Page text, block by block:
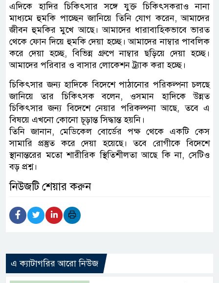
এদিকে হাদির চিকিৎসার সঙ্গে যুক্ত চিকিৎসকরাও নানা
মাধ্যমে হুমকি পাচ্ছেন জানিয়ে তিনি যোগ করেন, আমাদের
জীবন হুমকির মুখে আছে। আমাদের ধারাবাহিকভাবে ভারত
থেকে ফোন দিয়ে হুমকি দেয়া হচ্ছে। আমাদের নাম্বার পাবলিক
করে দেয়া হচ্ছে, বিভিন্ন গ্রুপে নাম্বার ছড়িয়ে দেয়া হচ্ছে।
আমাদের পরিবার ও বাসার লোকেশন ট্র্যাক করা হচ্ছে।
চিকিৎসার জন্য হাদিকে বিদেশে পাঠানোর পরিকল্পনা চলছে
জানিয়ে তার চিকিৎসক বলেন, ওসমান হাদিকে উন্নত
চিকিৎসার জন্য বিদেশে নেয়ার পরিকল্পনা আছে, তবে এ
বিষয়ে এখনো কোনো চূড়ান্ত সিদ্ধান্ত হয়নি।
তিনি জানান, মেডিকেল বোর্ডের পক্ষ থেকে একটি কেস
সামারি প্রস্তুত করে দেয়া হয়েছে। তবে রোগীকে বিদেশে
স্থানান্তরের মতো শারীরিক স্থিতিশীলতা আছে কি না, সেটিও
বড় প্রশ্ন।
নিউজটি শেয়ার করুন
এ ক্যাটাগরির আরো নিউজ